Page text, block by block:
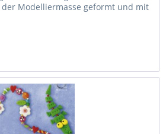
Modelliermasse geformt und mit